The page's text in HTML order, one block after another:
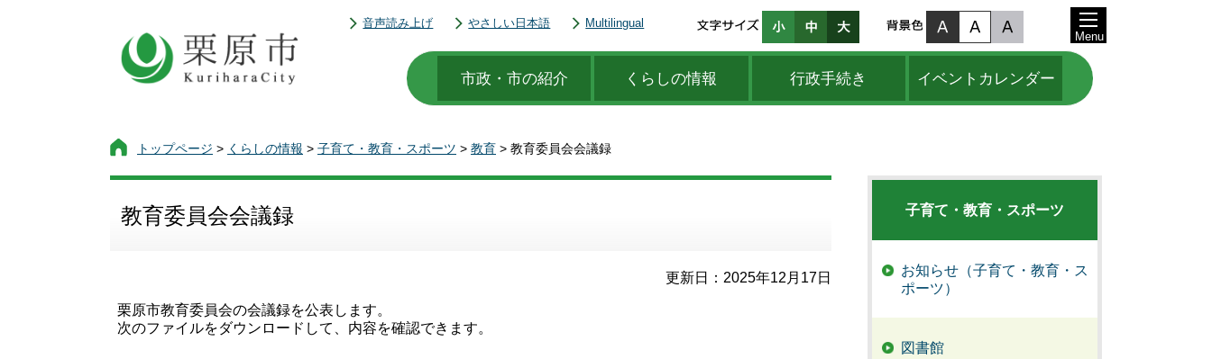
音声読み上げ やさしい日本語 Multilingual
市政・市の紹介 くらしの情報 行政手続き イベントカレンダー
Menu
トップページ > くらしの情報 > 子育て・教育・スポーツ > 教育 > 教育委員会会議録
教育委員会会議録
更新日：2025年12月17日
栗原市教育委員会の会議録を公表します。
次のファイルをダウンロードして、内容を確認できます。
子育て・教育・スポーツ
お知らせ（子育て・教育・ス
ポーツ）
図書館